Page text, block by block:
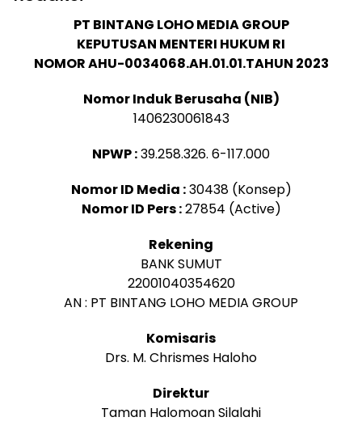
PT BINTANG LOHO MEDIA GROUP
KEPUTUSAN MENTERI HUKUM RI
NOMOR AHU-0034068.AH.01.01.TAHUN 2023
Nomor Induk Berusaha (NIB)
1406230061843
NPWP :39.258.326. 6-117.000
Nomor ID Media :30438 (Konsep)
Nomor ID Pers :27854 (Active)
Rekening
BANK SUMUT
22001040354620
AN : PT BINTANG LOHO MEDIA GROUP
Komisaris
Drs. M. Chrismes Haloho
Direktur
Taman Halomoan Silalahi